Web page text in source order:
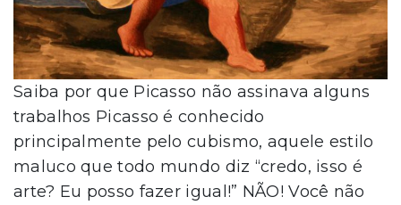
Saiba por que Picasso não assinava alguns
trabalhos Picasso é conhecido
principalmente pelo cubismo, aquele estilo
maluco que todo mundo diz “credo, isso é
arte? Eu posso fazer igual!” NÃO! Você não